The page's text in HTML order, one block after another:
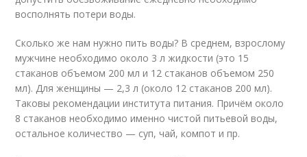
восполнять потери воды.
Сколько же нам нужно пить воды? В среднем, взрослому
мужчине необходимо около 3 л жидкости (это 15
стаканов объемом 200 мл и 12 стаканов объемом 250
мл). Для женщины — 2,3 л (около 12 стаканов 200 мл).
Таковы рекомендации института питания. Причём около
8 стаканов необходимо именно чистой питьевой воды,
остальное количество — суп, чай, компот и пр.